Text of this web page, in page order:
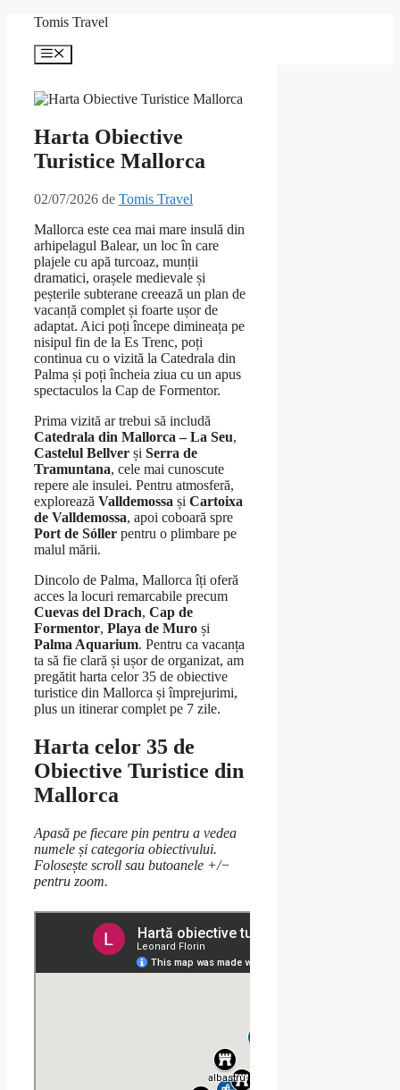
conținut
Tomis Travel
Meniu
Harta Obiective
Turistice Mallorca
02/07/2026 de Tomis Travel
Mallorca este cea mai mare insulă din
arhipelagul Balear, un loc în care
plajele cu apă turcoaz, munții
dramatici, orașele medievale și
peșterile subterane creează un plan de
vacanță complet și foarte ușor de
adaptat. Aici poți începe dimineața pe
nisipul fin de la Es Trenc, poți
continua cu o vizită la Catedrala din
Palma și poți încheia ziua cu un apus
spectaculos la Cap de Formentor.
Prima vizită ar trebui să includă
Catedrala din Mallorca – La Seu,
Castelul Bellver și Serra de
Tramuntana, cele mai cunoscute
repere ale insulei. Pentru atmosferă,
explorează Valldemossa și Cartoixa
de Valldemossa, apoi coboară spre
Port de Sóller pentru o plimbare pe
malul mării.
Dincolo de Palma, Mallorca îți oferă
acces la locuri remarcabile precum
Cuevas del Drach, Cap de
Formentor, Playa de Muro și
Palma Aquarium. Pentru ca vacanța
ta să fie clară și ușor de organizat, am
pregătit harta celor 35 de obiective
turistice din Mallorca și împrejurimi,
plus un itinerar complet pe 7 zile.
Harta celor 35 de
Obiective Turistice din
Mallorca
Apasă pe fiecare pin pentru a vedea
numele și categoria obiectivului.
Folosește scroll sau butoanele +/−
pentru zoom.